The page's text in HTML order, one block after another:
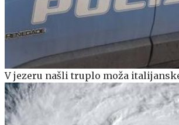
V jezeru našli truplo moža